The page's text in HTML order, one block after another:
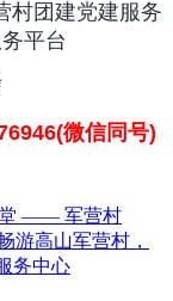
微信同号)
堂 —— 军营村
游高山军营村，
务中心